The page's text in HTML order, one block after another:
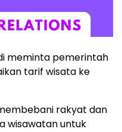
meminta pemerintah
tarif wisata ke
rakyat dan
wisawatan untuk